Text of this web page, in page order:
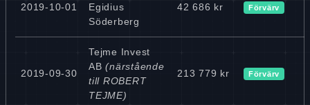
2019-10-01
Egidius
Söderberg
42 686 kr Förvärv
2019-09-30
Tejme Invest
AB (närstående
till ROBERT
TEJME)
213 779 kr Förvärv